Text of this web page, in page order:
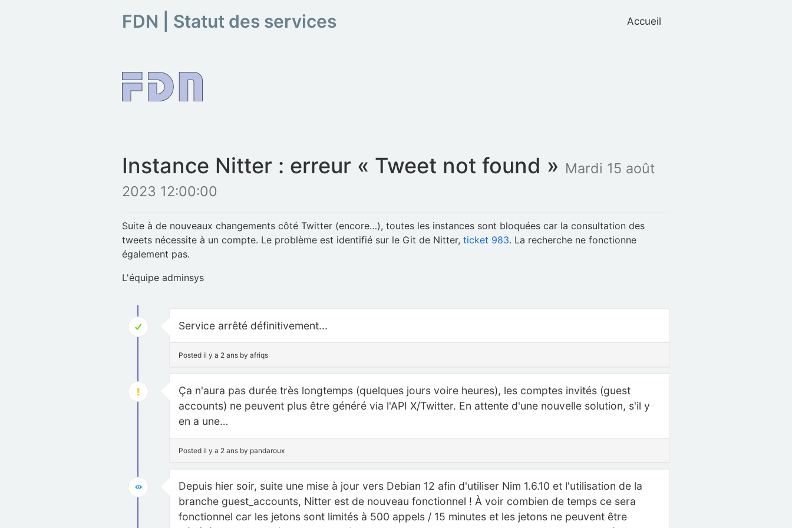
FDN | Statut des services Accueil
Instance Nitter : erreur « Tweet not found » Mardi 15 août
2023 12:00:00
Suite à de nouveaux changements côté Twitter (encore…), toutes les instances sont bloquées car la consultation des
tweets nécessite à un compte. Le problème est identifié sur le Git de Nitter, ticket 983. La recherche ne fonctionne
également pas.
L'équipe adminsys
Service arrêté définitivement...
Posted il y a 2 ans by afriqs
Ça n'aura pas durée très longtemps (quelques jours voire heures), les comptes invités (guest
accounts) ne peuvent plus être généré via l'API X/Twitter. En attente d'une nouvelle solution, s'il y
en a une…
Posted il y a 2 ans by pandaroux
Depuis hier soir, suite une mise à jour vers Debian 12 afin d'utiliser Nim 1.6.10 et l'utilisation de la
branche guest_accounts, Nitter est de nouveau fonctionnel ! À voir combien de temps ce sera
fonctionnel car les jetons sont limités à 500 appels / 15 minutes et les jetons ne peuvent être